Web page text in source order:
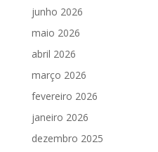
junho 2026
maio 2026
abril 2026
março 2026
fevereiro 2026
janeiro 2026
dezembro 2025